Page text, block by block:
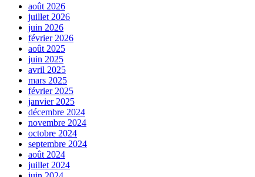
août 2026
juillet 2026
juin 2026
février 2026
août 2025
juin 2025
avril 2025
mars 2025
février 2025
janvier 2025
décembre 2024
novembre 2024
octobre 2024
septembre 2024
août 2024
juillet 2024